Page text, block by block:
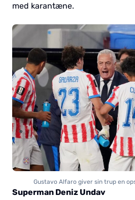
med karantæne.
Gustavo Alfaro giver sin trup en
Superman Deniz Undav